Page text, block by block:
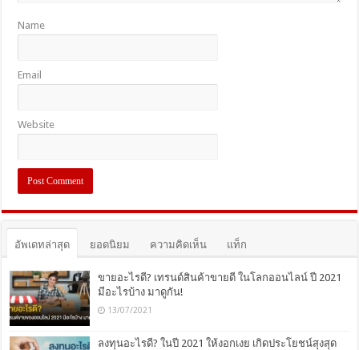
Name
Email
Website
อัพเดทล่าสุด ยอดนิยม ความคิดเห็น แท็ก
ขายอะไรดี? เทรนด์สินค้าขายดี ในโลกออนไลน์ ปี 2021
มีอะไรบ้าง มาดูกัน!
13/07/2021
ลงทุนอะไรดี? ในปี 2021 ให้งอกเงย เกิดประโยชน์สุงสุด